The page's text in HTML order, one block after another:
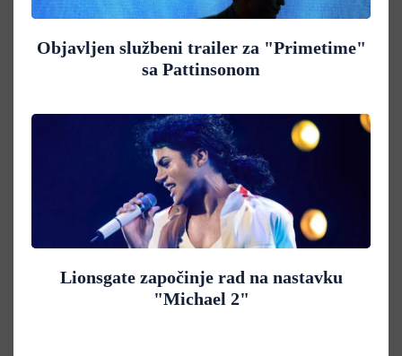
Objavljen službeni trailer za "Primetime"
sa Pattinsonom
Lionsgate započinje rad na nastavku
"Michael 2"